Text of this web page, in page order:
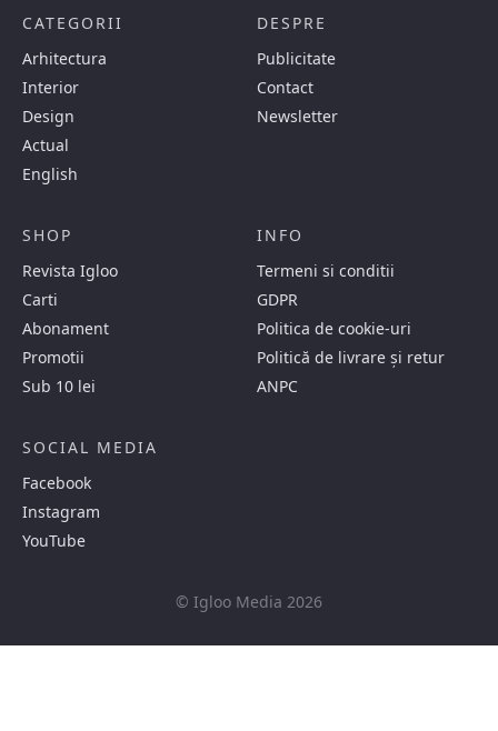
CATEGORII
Arhitectura
Interior
Design
Actual
English
DESPRE
Publicitate
Contact
Newsletter
SHOP
Revista Igloo
Carti
Abonament
Promotii
Sub 10 lei
INFO
Termeni si conditii
GDPR
Politica de cookie-uri
Politică de livrare și retur
ANPC
SOCIAL MEDIA
Facebook
Instagram
YouTube
© Igloo Media 2026